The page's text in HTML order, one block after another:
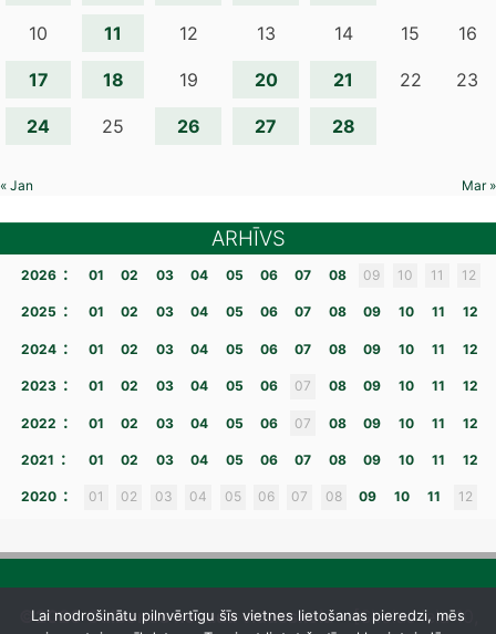
10 11 12 13 14 15 16
17 18 19 20 21 22 23
24 25 26 27 28
« Jan Mar »
ARHĪVS
2026 : 01 02 03 04 05 06 07 08 09 10 11 12
2025 : 01 02 03 04 05 06 07 08 09 10 11 12
2024 : 01 02 03 04 05 06 07 08 09 10 11 12
2023 : 01 02 03 04 05 06 07 08 09 10 11 12
2022 : 01 02 03 04 05 06 07 08 09 10 11 12
2021 : 01 02 03 04 05 06 07 08 09 10 11 12
2020 : 01 02 03 04 05 06 07 08 09 10 11 12
©2026 Gulbenes novada vidusskola– [Skolas iela 10,
Lai nodrošinātu pilnvērtīgu šīs vietnes lietošanas pieredzi, mēs